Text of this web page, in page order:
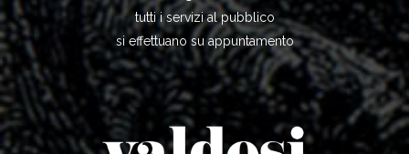
tutti i servizi al pubblico
si effettuano su appuntamento